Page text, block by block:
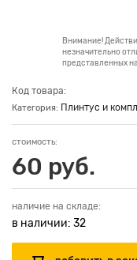
Внимание!
незначительно
представленных
Код товара:
Категория: Плинтус и
стоимость:
60 руб.
наличие на складе:
в наличии: 32